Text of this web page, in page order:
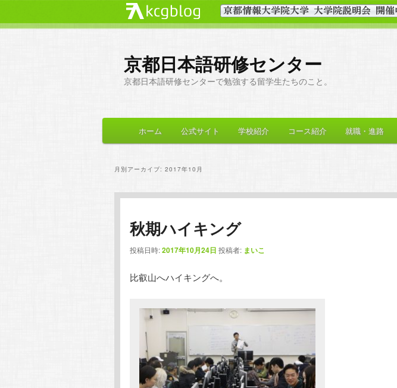
京都日本語研修センター
京都日本語研修センターで勉強する留学生たちのこと。
イ
メ
ン
コ
ン
テ
ン
ツ
へ
サ
コ
ン
テ
ン
ツ
へ
移
ホーム 公式サイト 学校紹介 コース紹介 就職・進路
月別アーカイブ: 2017年10月
秋期ハイキング
投稿日時:2017年10月24日 投稿者: まいこ
比叡山へハイキングへ。